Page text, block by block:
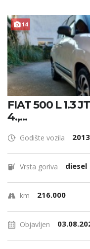
14
FIAT 500 L 1.3
4.,...
Godište vozila 2013
Vrsta goriva diesel
km 216.000
Objavljen